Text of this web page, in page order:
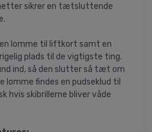
sikrer en tætsluttende
lomme til liftkort samt en
plads til de vigtigste ting.
ind, så den slutter så tæt om
lomme findes en pudseklud til
hvis skibrillerne bliver våde